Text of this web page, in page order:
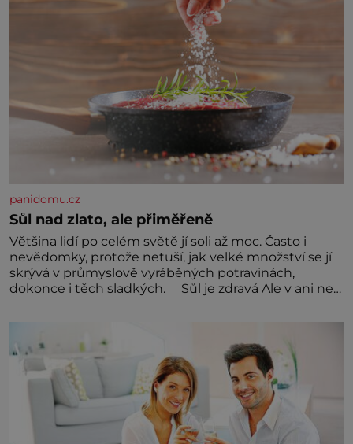
panidomu.cz
Sůl nad zlato, ale přiměřeně
Většina lidí po celém světě jí soli až moc. Často i
nevědomky, protože netuší, jak velké množství se jí
skrývá v průmyslově vyráběných potravinách,
dokonce i těch sladkých. Sůl je zdravá Ale v ani ne
běžné. Její základní složky– sodík a chlór – jsou